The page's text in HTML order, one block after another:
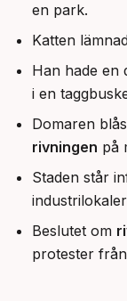
en park.
Katten
Han hade en
i en
Domaren
rivningen på
Staden står
Beslutet om
protester